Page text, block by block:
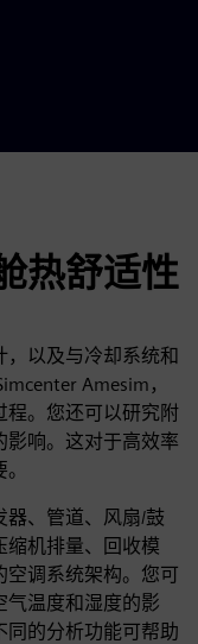
热舒适性
以及与冷却系统和
Amesim，
程。您还可以研究附
影响。这对于高效率
器、管道、风扇/鼓
缩机排量、回收模
空调系统架构。您可
气温度和湿度的影
同的分析功能可帮助